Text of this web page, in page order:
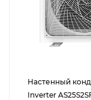
Настенный
Inverter